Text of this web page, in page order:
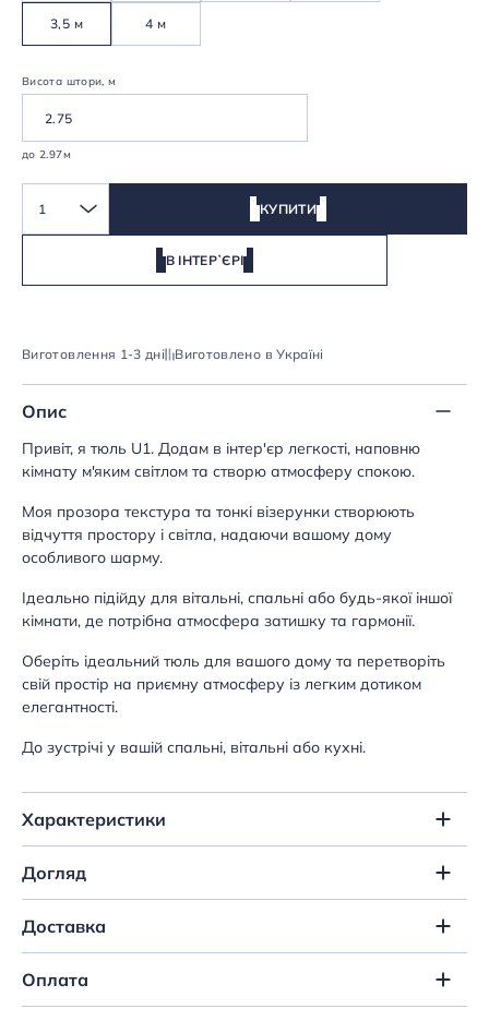
3,5 м 4 м
Висота штори, м
до 2.97м
1 КУПИТИ
В ІНТЕРʼЄРІ
Виготовлення 1-3 дні Виготовлено в Україні
Опис
Привіт, я тюль U1. Додам в інтер'єр легкості, наповню
кімнату м'яким світлом та створю атмосферу спокою.
Моя прозора текстура та тонкі візерунки створюють
відчуття простору і світла, надаючи вашому дому
особливого шарму.
Ідеально підійду для вітальні, спальні або будь-якої іншої
кімнати, де потрібна атмосфера затишку та гармонії.
Оберіть ідеальний тюль для вашого дому та перетворіть
свій простір на приємну атмосферу із легким дотиком
елегантності.
До зустрічі у вашій спальні, вітальні або кухні.
Характеристики
Догляд
Доставка
Оплата